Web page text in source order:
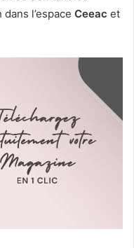
l’espace Ceeac et